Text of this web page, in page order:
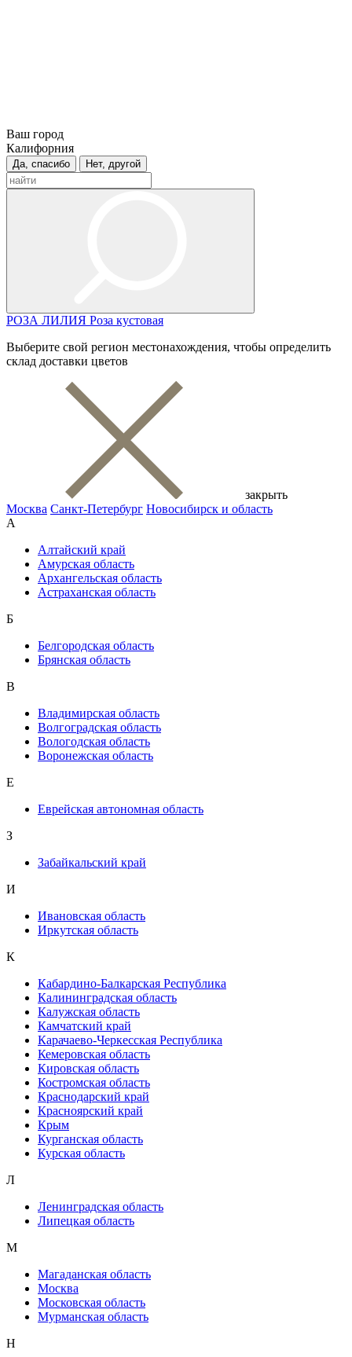
Ваш город
Калифорния
Да, спасибо Нет, другой
РОЗА ЛИЛИЯ Роза кустовая
Выберите свой регион местонахождения, чтобы определить
склад доставки цветов
закрыть
Москва Санкт-Петербург Новосибирск и область
А
Алтайский край
Амурская область
Архангельская область
Астраханская область
Б
Белгородская область
Брянская область
В
Владимирская область
Волгоградская область
Вологодская область
Воронежская область
Е
Еврейская автономная область
З
Забайкальский край
И
Ивановская область
Иркутская область
К
Кабардино-Балкарская Республика
Калининградская область
Калужская область
Камчатский край
Карачаево-Черкесская Республика
Кемеровская область
Кировская область
Костромская область
Краснодарский край
Красноярский край
Крым
Курганская область
Курская область
Л
Ленинградская область
Липецкая область
М
Магаданская область
Москва
Московская область
Мурманская область
Н